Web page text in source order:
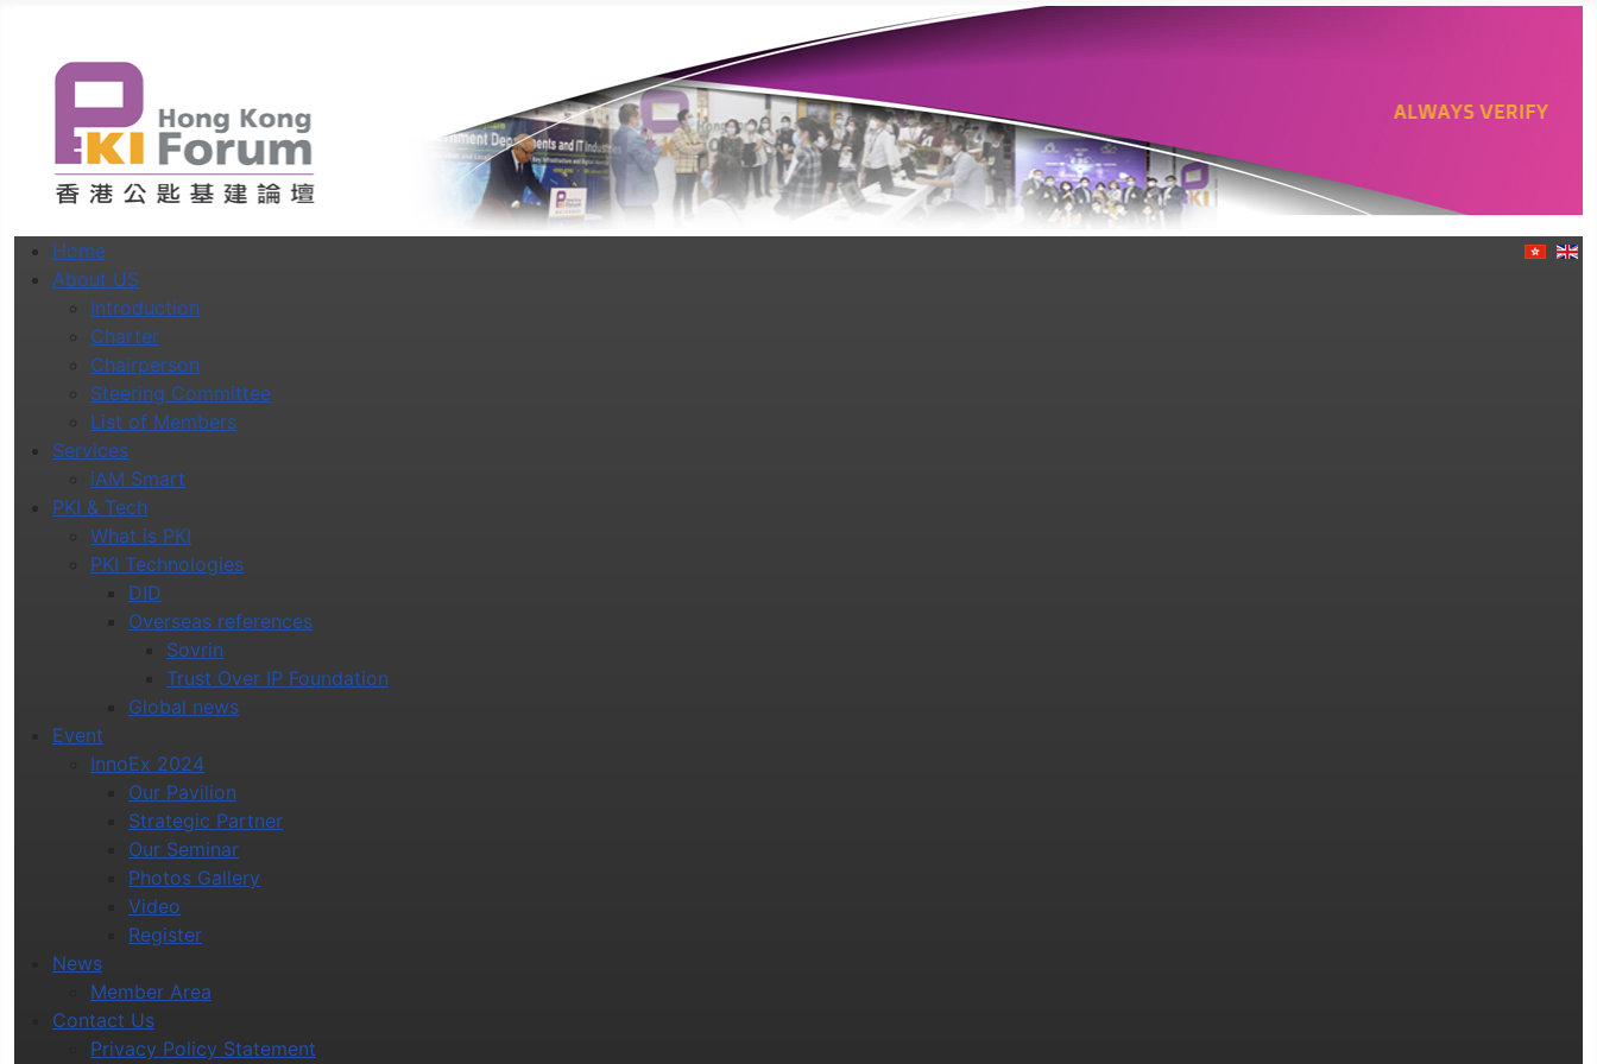
Home
About US
Introduction
Charter
Chairperson
Steering Committee
List of Members
Services
iAM Smart
PKI & Tech
What is PKI
PKI Technologies
DID
Overseas references
Sovrin
Trust Over IP Foundation
Global news
Event
InnoEx 2024
Our Pavilion
Strategic Partner
Our Seminar
Photos Gallery
Video
Register
News
Member Area
Contact Us
Privacy Policy Statement